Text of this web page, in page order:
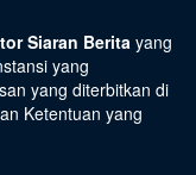
Siaran Berita yang
yang
yang diterbitkan di
Ketentuan yang